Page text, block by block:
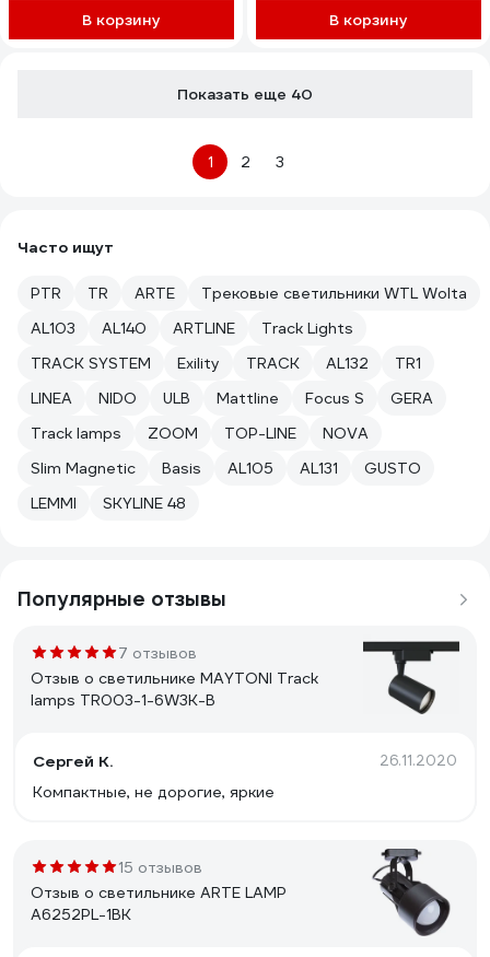
В корзину
В корзину
Показать еще 40
1 2 3
Часто ищут
PTR TR ARTE
Трековые светильники WTL Wolta
AL103
AL140 ARTLINE
Track Lights
TRACK SYSTEM
Exility TRACK AL132
TR1
LINEA
NIDO ULB Mattline Focus S
GERA
Track lamps
ZOOM TOP-LINE
NOVA
Slim Magnetic
Basis AL105 AL131
GUSTO
LEMMI
SKYLINE 48
Популярные отзывы
7 отзывов
Отзыв о светильнике MAYTONI Track
lamps TR003-1-6W3K-B
Сергей К. 26.11.2020
Компактные, не дорогие, яркие
15 отзывов
Отзыв о светильнике ARTE LAMP
A6252PL-1BK